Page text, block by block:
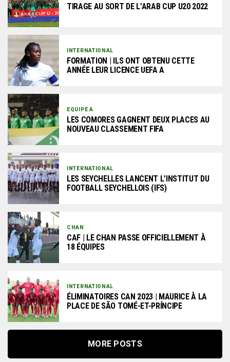
TIRAGE AU SORT DE L’ARAB CUP U20 2022
INTERNATIONAL
FORMATION | ILS ONT OBTENU CETTE
ANNÉE LEUR LICENCE UEFA A
EQUIPE A
LES COMORES GAGNENT DEUX PLACES AU
NOUVEAU CLASSEMENT FIFA
INTERNATIONAL
LES SEYCHELLES LANCENT L’INSTITUT DU
FOOTBALL SEYCHELLOIS (IFS)
CHAN
CAF | LE CHAN PASSE OFFICIELLEMENT À
18 ÉQUIPES
INTERNATIONAL
ÉLIMINATOIRES CAN 2023 | MAURICE À LA
PLACE DE SÃO TOMÉ-ET-PRÍNCIPE
MORE POSTS